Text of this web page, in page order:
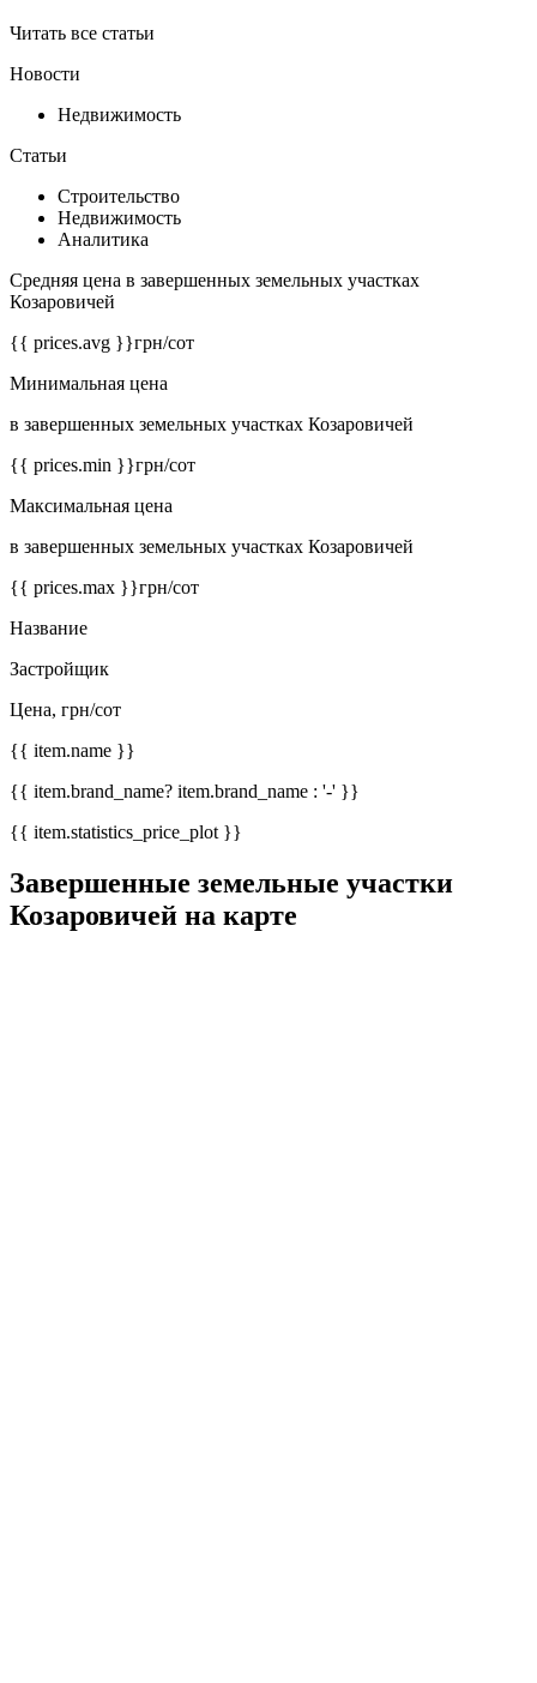
Читать все статьи
Новости
Недвижимость
Статьи
Строительство
Недвижимость
Аналитика
Средняя цена в завершенных земельных участках
Козаровичей
{{ prices.avg }}грн/сот
Минимальная цена
в завершенных земельных участках Козаровичей
{{ prices.min }}грн/сот
Максимальная цена
в завершенных земельных участках Козаровичей
{{ prices.max }}грн/сот
Название
Застройщик
Цена, грн/сот
{{ item.name }}
{{ item.brand_name? item.brand_name : '-' }}
{{ item.statistics_price_plot }}
Завершенные земельные участки
Козаровичей на карте